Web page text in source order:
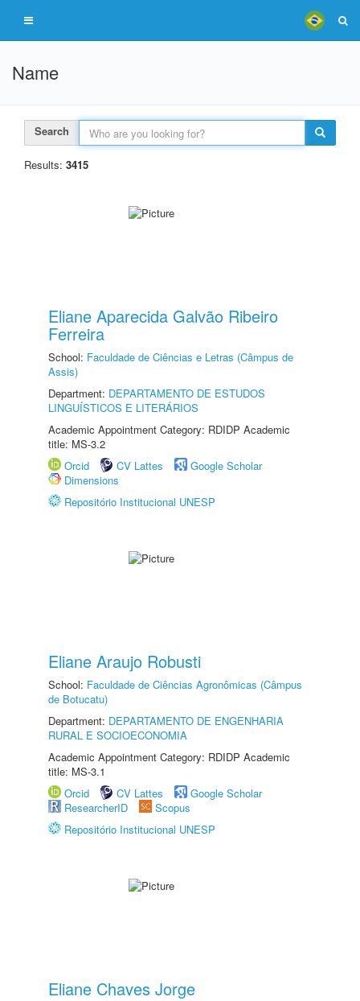
Name
Search
Results: 3415
Eliane Aparecida Galvão Ribeiro
Ferreira
School: Faculdade de Ciências e Letras (Câmpus de
Assis)
Department: DEPARTAMENTO DE ESTUDOS
LINGUÍSTICOS E LITERÁRIOS
Academic Appointment Category: RDIDP Academic
title: MS-3.2
Orcid
CV Lattes
Google Scholar
Dimensions
Repositório Institucional UNESP
Eliane Araujo Robusti
School: Faculdade de Ciências Agronômicas (Câmpus
de Botucatu)
Department: DEPARTAMENTO DE ENGENHARIA
RURAL E SOCIOECONOMIA
Academic Appointment Category: RDIDP Academic
title: MS-3.1
Orcid
CV Lattes
Google Scholar
ResearcherID
Scopus
Repositório Institucional UNESP
Eliane Chaves Jorge